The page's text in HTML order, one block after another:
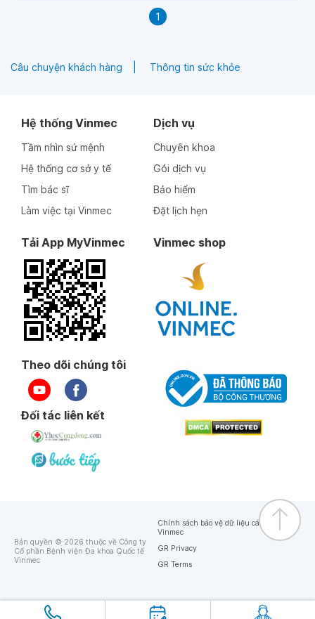
1
Câu chuyện khách hàng Thông tin sức khỏe
Hệ thống Vinmec
Tầm nhìn sứ mệnh
Hệ thống cơ sở y tế
Tìm bác sĩ
Làm việc tại Vinmec
Dịch vụ
Chuyên khoa
Gói dịch vụ
Bảo hiểm
Đặt lịch hẹn
Tải App MyVinmec Vinmec shop
Theo dõi chúng tôi
Đối tác liên kết
Bản quyền © 2026 thuộc về Công ty
Cổ phần Bệnh viện Đa khoa Quốc tế
Vinmec
Chính sách bảo vệ dữ liệu cá nhân của
Vinmec
GR Privacy
GR Terms